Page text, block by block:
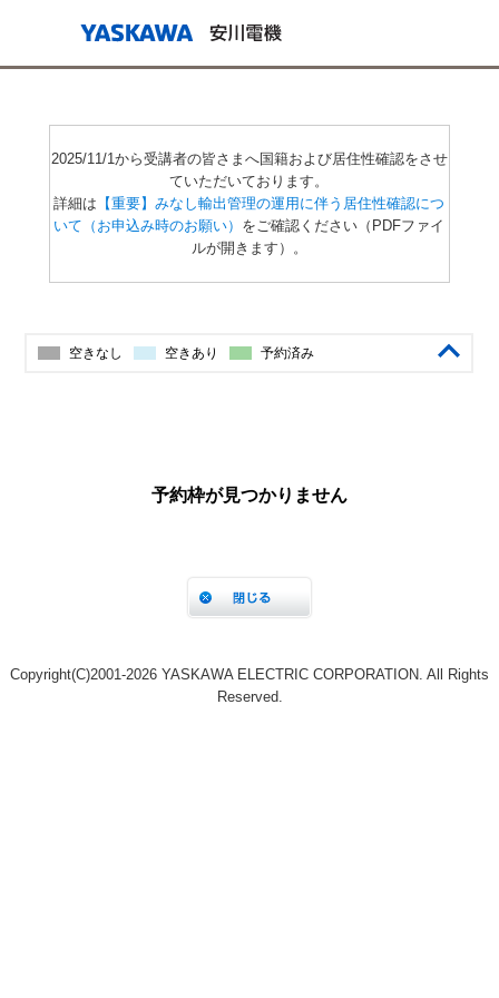
2025/11/1から受講者の皆さまへ国籍および居住性確認をさせ
ていただいております。
詳細は 【重要】みなし輸出管理の運用に伴う居住性確認につ
いて（お申込み時のお願い） をご確認ください（PDFファイ
ルが開きます）。
Copyright(C)2001‐2026 YASKAWA ELECTRIC CORPORATION. All Rights
Reserved.